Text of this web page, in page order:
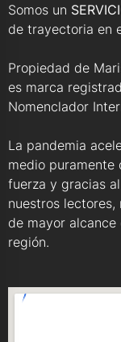
Somos un
de trayectoria en
Propiedad de
es marca
Nomenclador
La pandemia
medio puramente
fuerza y gracias
nuestros
de mayor alcance
región.